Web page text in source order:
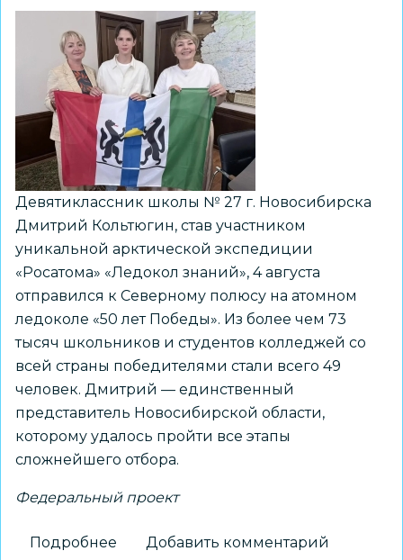
школьники
Новосибирска
получили
возможность
прикоснуться
к
древней
истории
Девятиклассник школы № 27 г. Новосибирска
Дмитрий Кольтюгин, став участником
уникальной арктической экспедиции
«Росатома» «Ледокол знаний», 4 августа
отправился к Северному полюсу на атомном
ледоколе «50 лет Победы». Из более чем 73
тысяч школьников и студентов колледжей со
всей страны победителями стали всего 49
человек. Дмитрий — единственный
представитель Новосибирской области,
которому удалось пройти все этапы
сложнейшего отбора.
Федеральный проект
Подробнее Добавить комментарий